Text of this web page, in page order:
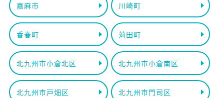
嘉麻市 川崎町
香春町 苅田町
北九州市小倉北区 北九州市小倉南区
北九州市戸畑区 北九州市門司区